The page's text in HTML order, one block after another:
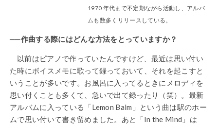
1970 年代まで不定期ながら活動し、アルバ
ムも数多くリリースしている。
──作曲する際にはどんな方法をとっていますか？
以前はピアノで作っていたんですけど、最近は思い付い
た時にボイスメモに歌って録っておいて、それを起こすと
いうことが多いです。お風呂に入ってるときにメロディを
思い付くことも多くて、急いで出て録ったり（笑）。最新
アルバムに入っている「Lemon Balm」という曲は駅のホー
ムで思い付いて書き留めました。あと「In the Mind」は